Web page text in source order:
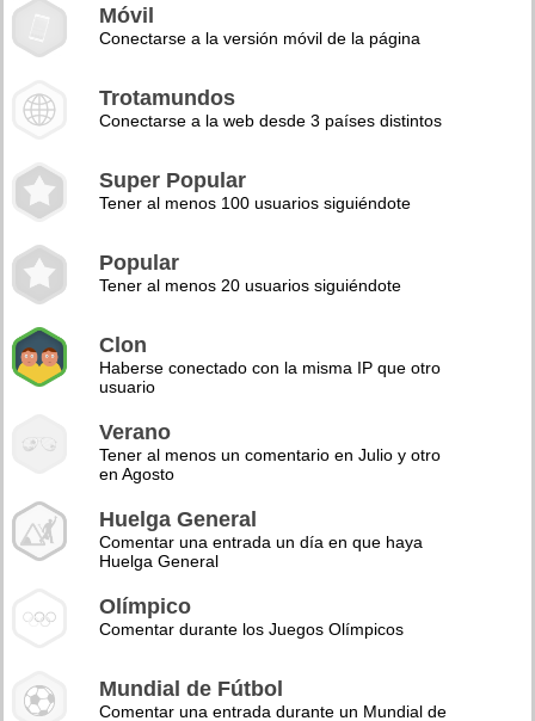
Móvil
Conectarse a la versión móvil de la página
Trotamundos
Conectarse a la web desde 3 países distintos
Super Popular
Tener al menos 100 usuarios siguiéndote
Popular
Tener al menos 20 usuarios siguiéndote
Clon
Haberse conectado con la misma IP que otro
usuario
Verano
Tener al menos un comentario en Julio y otro
en Agosto
Huelga General
Comentar una entrada un día en que haya
Huelga General
Olímpico
Comentar durante los Juegos Olímpicos
Mundial de Fútbol
Comentar una entrada durante un Mundial de